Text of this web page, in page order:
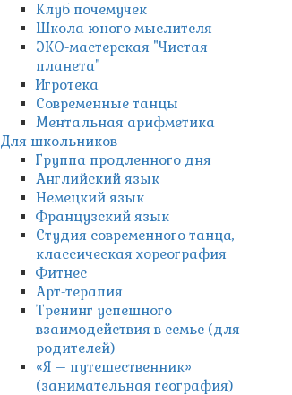
Клуб почемучек
Школа юного мыслителя
ЭКО-мастерская "Чистая
планета"
Игротека
Современные танцы
Ментальная арифметика
Для школьников
Группа продленного дня
Английский язык
Немецкий язык
Французский язык
Студия современного танца,
классическая хореография
Фитнес
Арт-терапия
Тренинг успешного
взаимодействия в семье (для
родителей)
«Я – путешественник»
(занимательная география)